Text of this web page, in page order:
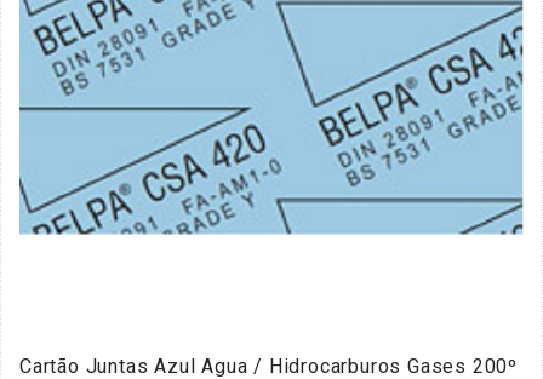
Cartão Juntas Azul Agua / Hidrocarburos Gases 200º